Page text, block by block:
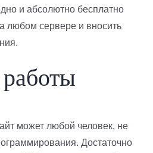
и абсолютно бесплатно
любом сервере и вносить
может любой человек, не
Достаточно